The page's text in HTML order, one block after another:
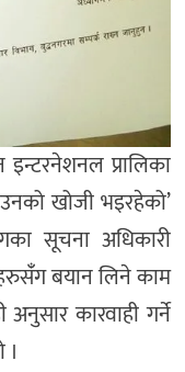
प्रालिका
खोजी भइरहेको’
सूचना अधिकारी
बयान लिने काम
कारवाही गर्ने